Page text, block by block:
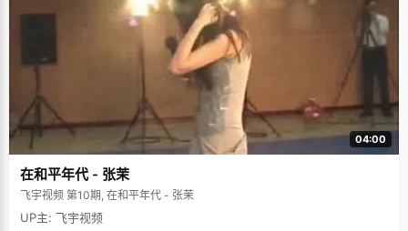
04:00
在和平年代 - 张茉
飞宇视频 第10期, 在和平年代 - 张茉
UP主: 飞宇视频